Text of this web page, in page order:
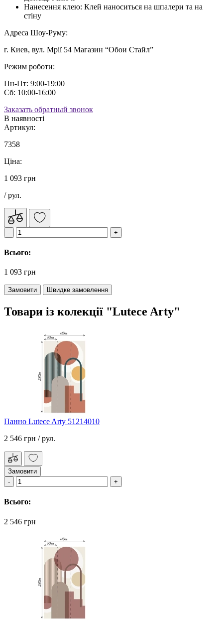
Нанесення клею: Клей наноситься на шпалери та на
стіну
Адреса Шоу-Руму:
г. Киев, вул. Мрії 54 Магазин “Обои Стайл”
Режим роботи:
Пн-Пт: 9:00-19:00
Сб: 10:00-16:00
Заказать обратный звонок
В наявності
Артикул:
7358
Ціна:
1 093 грн
/ рул.
Всього:
1 093 грн
Замовити Швидке замовлення
Товари із колекції "Lutece Arty"
Панно Lutece Arty 51214010
2 546 грн / рул.
Замовити
Всього:
2 546 грн